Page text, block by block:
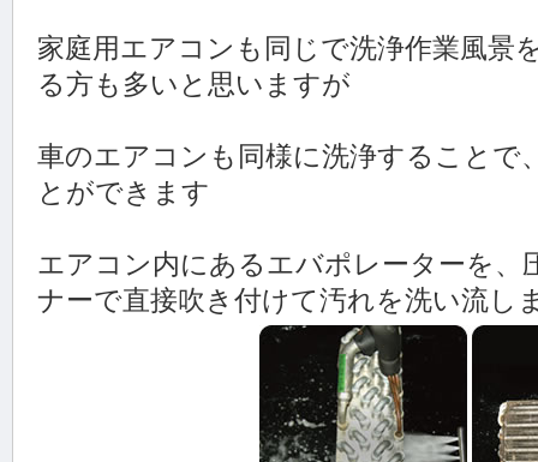
家庭用エアコンも同じで洗浄作業風景
る方も多いと思いますが
車のエアコンも同様に洗浄することで
とができます
エアコン内にあるエバポレーターを、
ナーで直接吹き付けて汚れを洗い流し